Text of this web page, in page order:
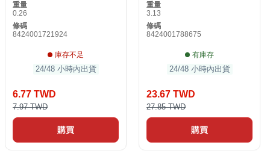
重量
0.26
條碼
8424001721924
庫存不足
24/48 小時內出貨
6.77 TWD
7.97 TWD
購買
重量
3.13
條碼
8424001788675
有庫存
24/48 小時內出貨
23.67 TWD
27.85 TWD
購買